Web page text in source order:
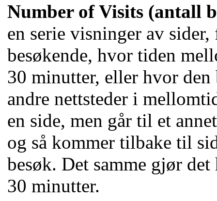
Number of Visits (antall
en serie visninger av
besøkende, hvor tiden
30 minutter, eller hvor
andre nettsteder i
en side, men går til et
og så kommer tilbake til
besøk. Det samme gjør
30 minutter.